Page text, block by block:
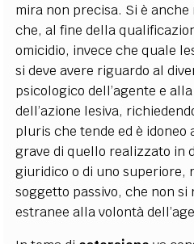
mira non precisa. Si è
che, al fine della
omicidio, invece che quale
si deve avere riguardo al
psicologico dell’agente e
dell’azione lesiva,
pluris che tende ed è idoneo
grave di quello realizzato in
giuridico o di uno superiore,
soggetto passivo, che non
estranee alla volontà